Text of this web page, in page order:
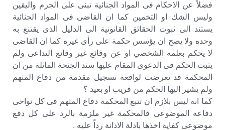
فضلاً عن الاحكام فى المواد الجنائية تبنى على الجزم واليقين
وليس الشك او التخمين كما ان القاضى فى المواد الجنائية
يستند الى ثبوت الحقائق القانونية الى الدليل الذى يقتنع به
وحده ولا يصح ان يؤسس حكمة على رأى غيره كما ان القاضى
لا يحكم بعلمه الشخصي او عن وقائع غير وقائع التداعى ولم
يثبت الحكم فى الدعوى المقام عليها سند الجنحة الماثلة من ان
المحكمة قد تعرضت لواقعة تسجيل مقدمة من دفاع المتهم
ولم يشير اليها الحكم من قريب او بعيد ؟
كما انه ليس بلازم ان تتبع المحكمة دفاع المتهم فى كل نواحى
دفاعه الموضوعى فالمحكمة غير ملزمة بالرد على كل دفع
موضوعى كفاية اخذها بادلة الادانة رداً عليه .